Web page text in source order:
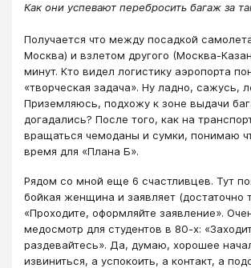
Как они успевают перебросить багаж за
Получается что между посадкой
Москва) и взлетом другого (Москва-
минут. Кто видел логистику аэропорта
«творческая задача». Ну ладно, сажусь,
Приземляюсь, подхожу к зоне выдачи
догадались? После того, как на
вращаться чемоданы и сумки, понимаю
время для «Плана Б».
Рядом со мной еще 6 счастливцев. Тут
бойкая женщина и заявляет (достаточно
«Проходите, оформляйте заявление».
медосмотр для студентов в 80-х:
раздевайтесь». Да, думаю, хорошее
извиниться, а успокоить, а контакт, а